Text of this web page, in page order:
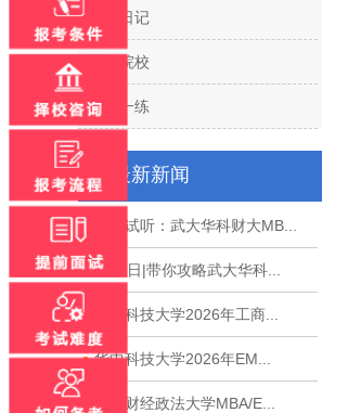
备考日记
合作院校
每日一练
最新新闻
免费试听：武大华科财大MB...
8月8日|带你攻略武大华科...
华中科技大学2026年工商...
华中科技大学2026年EM...
中南财经政法大学MBA/E...